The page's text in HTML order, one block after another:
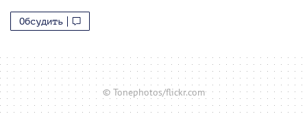
Обсудить
© Tonephotos/flickr.com